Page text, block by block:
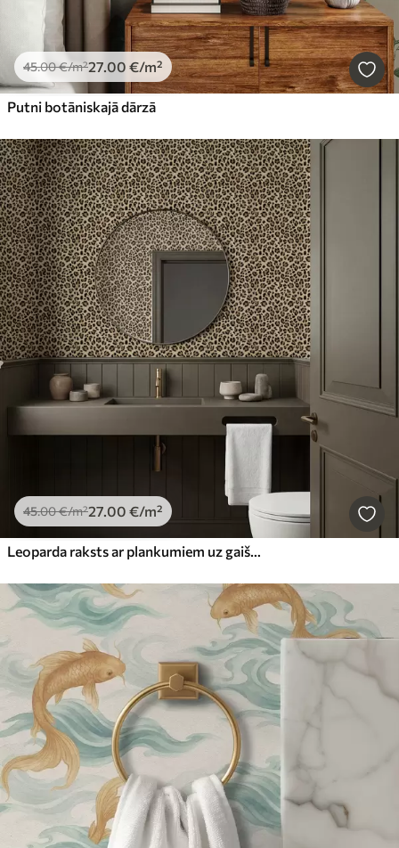
45.00€/m²27.00 €/m²
Putni botāniskajā dārzā
45.00€/m²27.00 €/m²
Leoparda raksts ar plankumiem uz gaiša fona